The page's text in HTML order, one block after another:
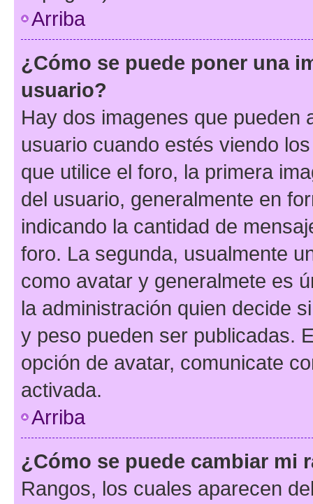
Arriba
¿Cómo se puede poner una
usuario?
Hay dos imagenes que pueden
usuario cuando estés viendo
que utilice el foro, la primera
del usuario, generalmente en
indicando la cantidad de
foro. La segunda, usualmente
como avatar y generalmete es
la administración quien decide
y peso pueden ser publicadas.
opción de avatar, comunicate
activada.
Arriba
¿Cómo se puede cambiar mi
Rangos, los cuales aparecen